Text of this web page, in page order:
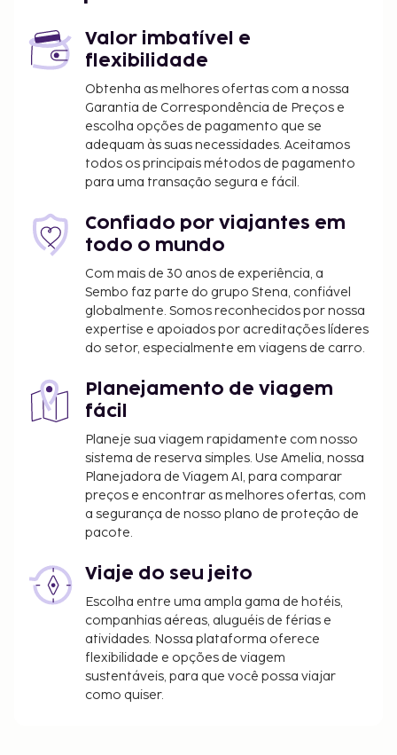
Orlando Sanford) - 63 km/39,1 mi
Há estacionamento grátis no local.
Valor imbatível e
flexibilidade
Obtenha as melhores ofertas com a nossa
Garantia de Correspondência de Preços e
escolha opções de pagamento que se
adequam às suas necessidades. Aceitamos
todos os principais métodos de pagamento
para uma transação segura e fácil.
Confiado por viajantes em
todo o mundo
Com mais de 30 anos de experiência, a
Sembo faz parte do grupo Stena, confiável
globalmente. Somos reconhecidos por nossa
expertise e apoiados por acreditações líderes
do setor, especialmente em viagens de carro.
Planejamento de viagem
fácil
Planeje sua viagem rapidamente com nosso
sistema de reserva simples. Use Amelia, nossa
Planejadora de Viagem AI, para comparar
preços e encontrar as melhores ofertas, com
a segurança de nosso plano de proteção de
pacote.
Viaje do seu jeito
Escolha entre uma ampla gama de hotéis,
companhias aéreas, aluguéis de férias e
atividades. Nossa plataforma oferece
flexibilidade e opções de viagem
sustentáveis, para que você possa viajar
como quiser.